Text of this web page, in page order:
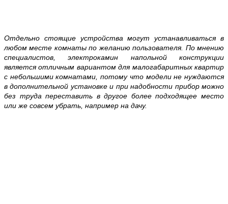
Отдельно стоящие устройства могут устанавливаться в
любом месте комнаты по желанию пользователя. По мнению
специалистов, электрокамин напольной конструкции
является отличным вариантом для малогабаритных квартир
с небольшими комнатами, потому что модели не нуждаются
в дополнительной установке и при надобности прибор можно
без труда переставить в другое более подходящее место
или же совсем убрать, например на дачу.